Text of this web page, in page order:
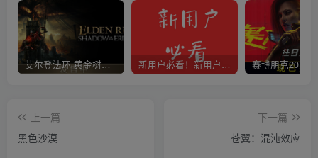
艾尔登法环 黄金树幽影 新用户必看！新用户必看！新用户必看！！！
上一篇
黑色沙漠
下一篇
苍翼：混沌效应